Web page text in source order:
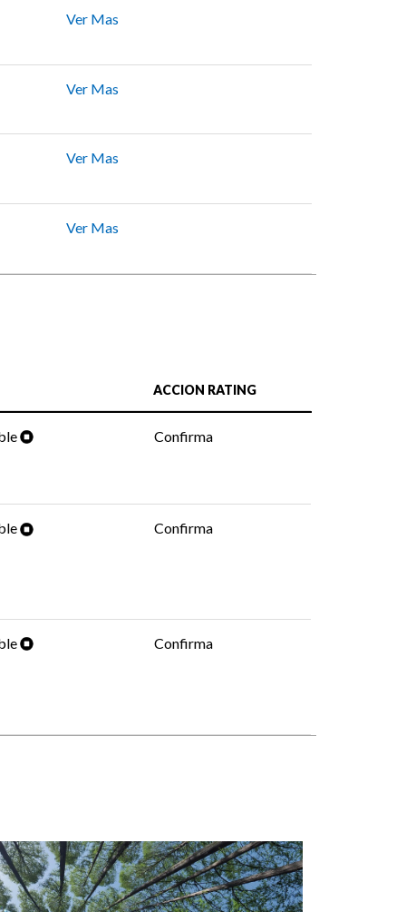
Ver Mas
Ver Mas
Ver Mas
Ver Mas
ACCION RATING
Confirma
Confirma
Confirma